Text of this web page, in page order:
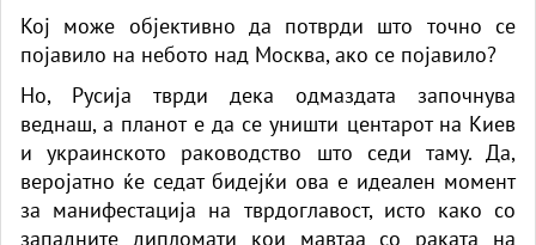
Кој може објективно да потврди што точно се
појавило на небото над Москва, ако се појавило?
Но, Русија тврди дека одмаздата започнува
веднаш, а планот е да се уништи центарот на Киев
и украинското раководство што седи таму. Да,
веројатно ќе седат бидејќи ова е идеален момент
за манифестација на тврдоглавост, исто како со
западните дипломати кои мавтаа со раката на